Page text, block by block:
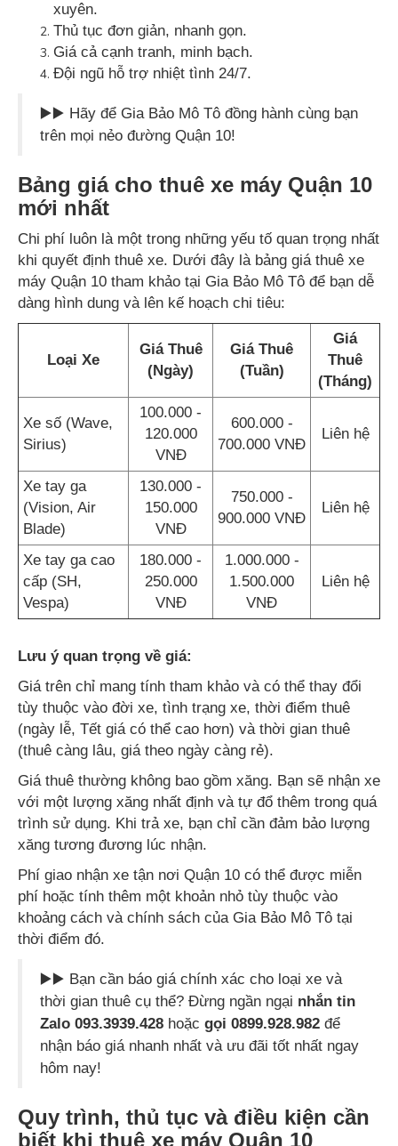
xuyên.
Thủ tục đơn giản, nhanh gọn.
Giá cả cạnh tranh, minh bạch.
Đội ngũ hỗ trợ nhiệt tình 24/7.
▶️▶️ Hãy để Gia Bảo Mô Tô đồng hành cùng bạn
trên mọi nẻo đường Quận 10!
Bảng giá cho thuê xe máy Quận 10
mới nhất
Chi phí luôn là một trong những yếu tố quan trọng nhất
khi quyết định thuê xe. Dưới đây là bảng giá thuê xe
máy Quận 10 tham khảo tại Gia Bảo Mô Tô để bạn dễ
dàng hình dung và lên kế hoạch chi tiêu:
Loại Xe
Giá Thuê
(Ngày)
Giá Thuê
(Tuần)
Giá
Thuê
(Tháng)
Xe số (Wave,
Sirius)
100.000 -
120.000
VNĐ
600.000 -
700.000 VNĐ
Liên hệ
Xe tay ga
(Vision, Air
Blade)
130.000 -
150.000
VNĐ
750.000 -
900.000 VNĐ
Liên hệ
Xe tay ga cao
cấp (SH,
Vespa)
180.000 -
250.000
VNĐ
1.000.000 -
1.500.000
VNĐ
Liên hệ
Lưu ý quan trọng về giá:
Giá trên chỉ mang tính tham khảo và có thể thay đổi
tùy thuộc vào đời xe, tình trạng xe, thời điểm thuê
(ngày lễ, Tết giá có thể cao hơn) và thời gian thuê
(thuê càng lâu, giá theo ngày càng rẻ).
Giá thuê thường không bao gồm xăng. Bạn sẽ nhận xe
với một lượng xăng nhất định và tự đổ thêm trong quá
trình sử dụng. Khi trả xe, bạn chỉ cần đảm bảo lượng
xăng tương đương lúc nhận.
Phí giao nhận xe tận nơi Quận 10 có thể được miễn
phí hoặc tính thêm một khoản nhỏ tùy thuộc vào
khoảng cách và chính sách của Gia Bảo Mô Tô tại
thời điểm đó.
▶️▶️ Bạn cần báo giá chính xác cho loại xe và
thời gian thuê cụ thể? Đừng ngần ngại nhắn tin
Zalo 093.3939.428 hoặc gọi 0899.928.982 để
nhận báo giá nhanh nhất và ưu đãi tốt nhất ngay
hôm nay!
Quy trình, thủ tục và điều kiện cần
biết khi thuê xe máy Quận 10